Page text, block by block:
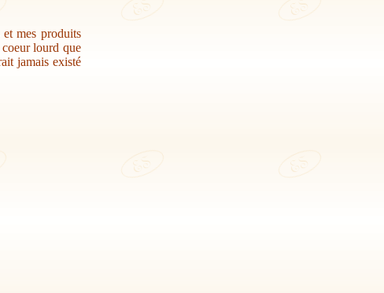
mes produits
lourd que
jamais existé